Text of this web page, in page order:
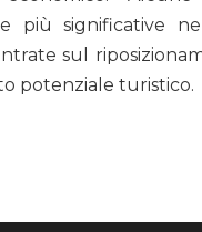
più significative
sul
potenziale turistico.